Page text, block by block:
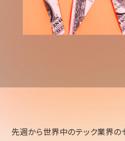
先週から世界中のテック業界の